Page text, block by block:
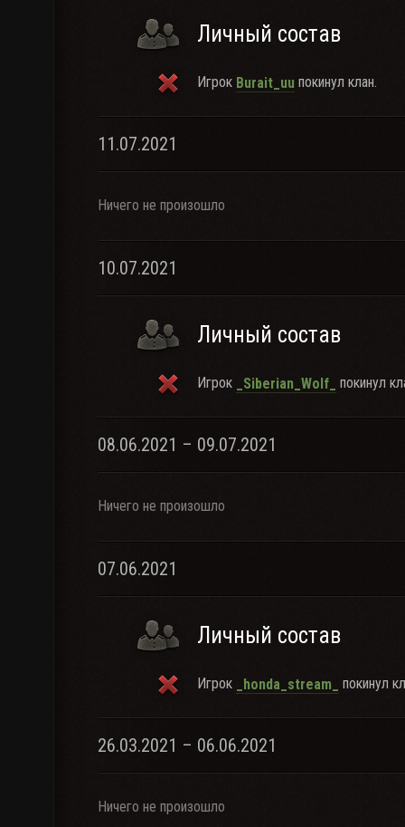
Личный состав
Игрок Burait_uu покинул клан.
11.07.2021
Ничего не произошло
10.07.2021
Личный состав
Игрок _Siberian_Wolf_ покинул
08.06.2021 – 09.07.2021
Ничего не произошло
07.06.2021
Личный состав
Игрок _honda_stream_ покинул
26.03.2021 – 06.06.2021
Ничего не произошло